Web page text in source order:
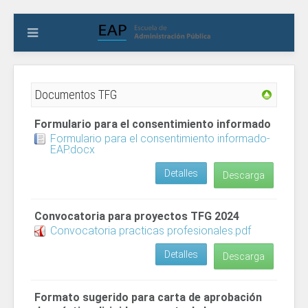
Documentos TFG
Formulario para el consentimiento informado
Formulario para el consentimiento informado-
EAP.docx
Descarga
Detalles
Convocatoria para proyectos TFG 2024
Convocatoria practicas profesionales.pdf
Descarga
Detalles
Formato sugerido para carta de aprobación